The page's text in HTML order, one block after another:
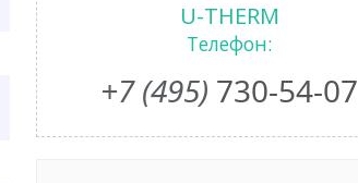
U-THERM
Телефон:
+7 (495) 730-54-07